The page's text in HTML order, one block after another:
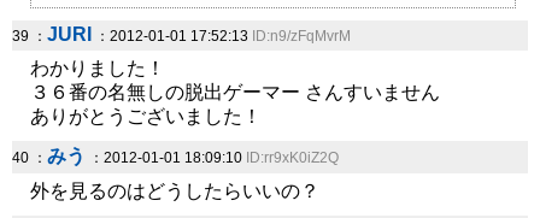
39 ： JURI ：2012-01-01 17:52:13 ID:n9/zFqMvrM
わかりました！
３６番の名無しの脱出ゲーマー さんすいません
ありがとうございました！
40 ： みう ：2012-01-01 18:09:10 ID:rr9xK0iZ2Q
外を見るのはどうしたらいいの？